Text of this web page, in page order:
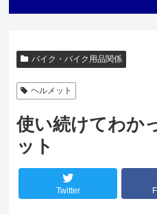
バイク・バイク用品関係
ヘルメット
使い続けてわか
ット
Twitter